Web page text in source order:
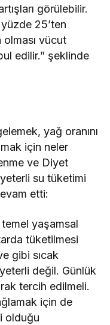
görülebilir.
25’ten
vücut
edilir.” şeklinde
yağ oranını
için neler
ve Diyet
yeterli su tüketimi
etti:
temel yaşamsal
tüketilmesi
gibi sıcak
değil. Günlük
tercih edilmeli.
için de
olduğu